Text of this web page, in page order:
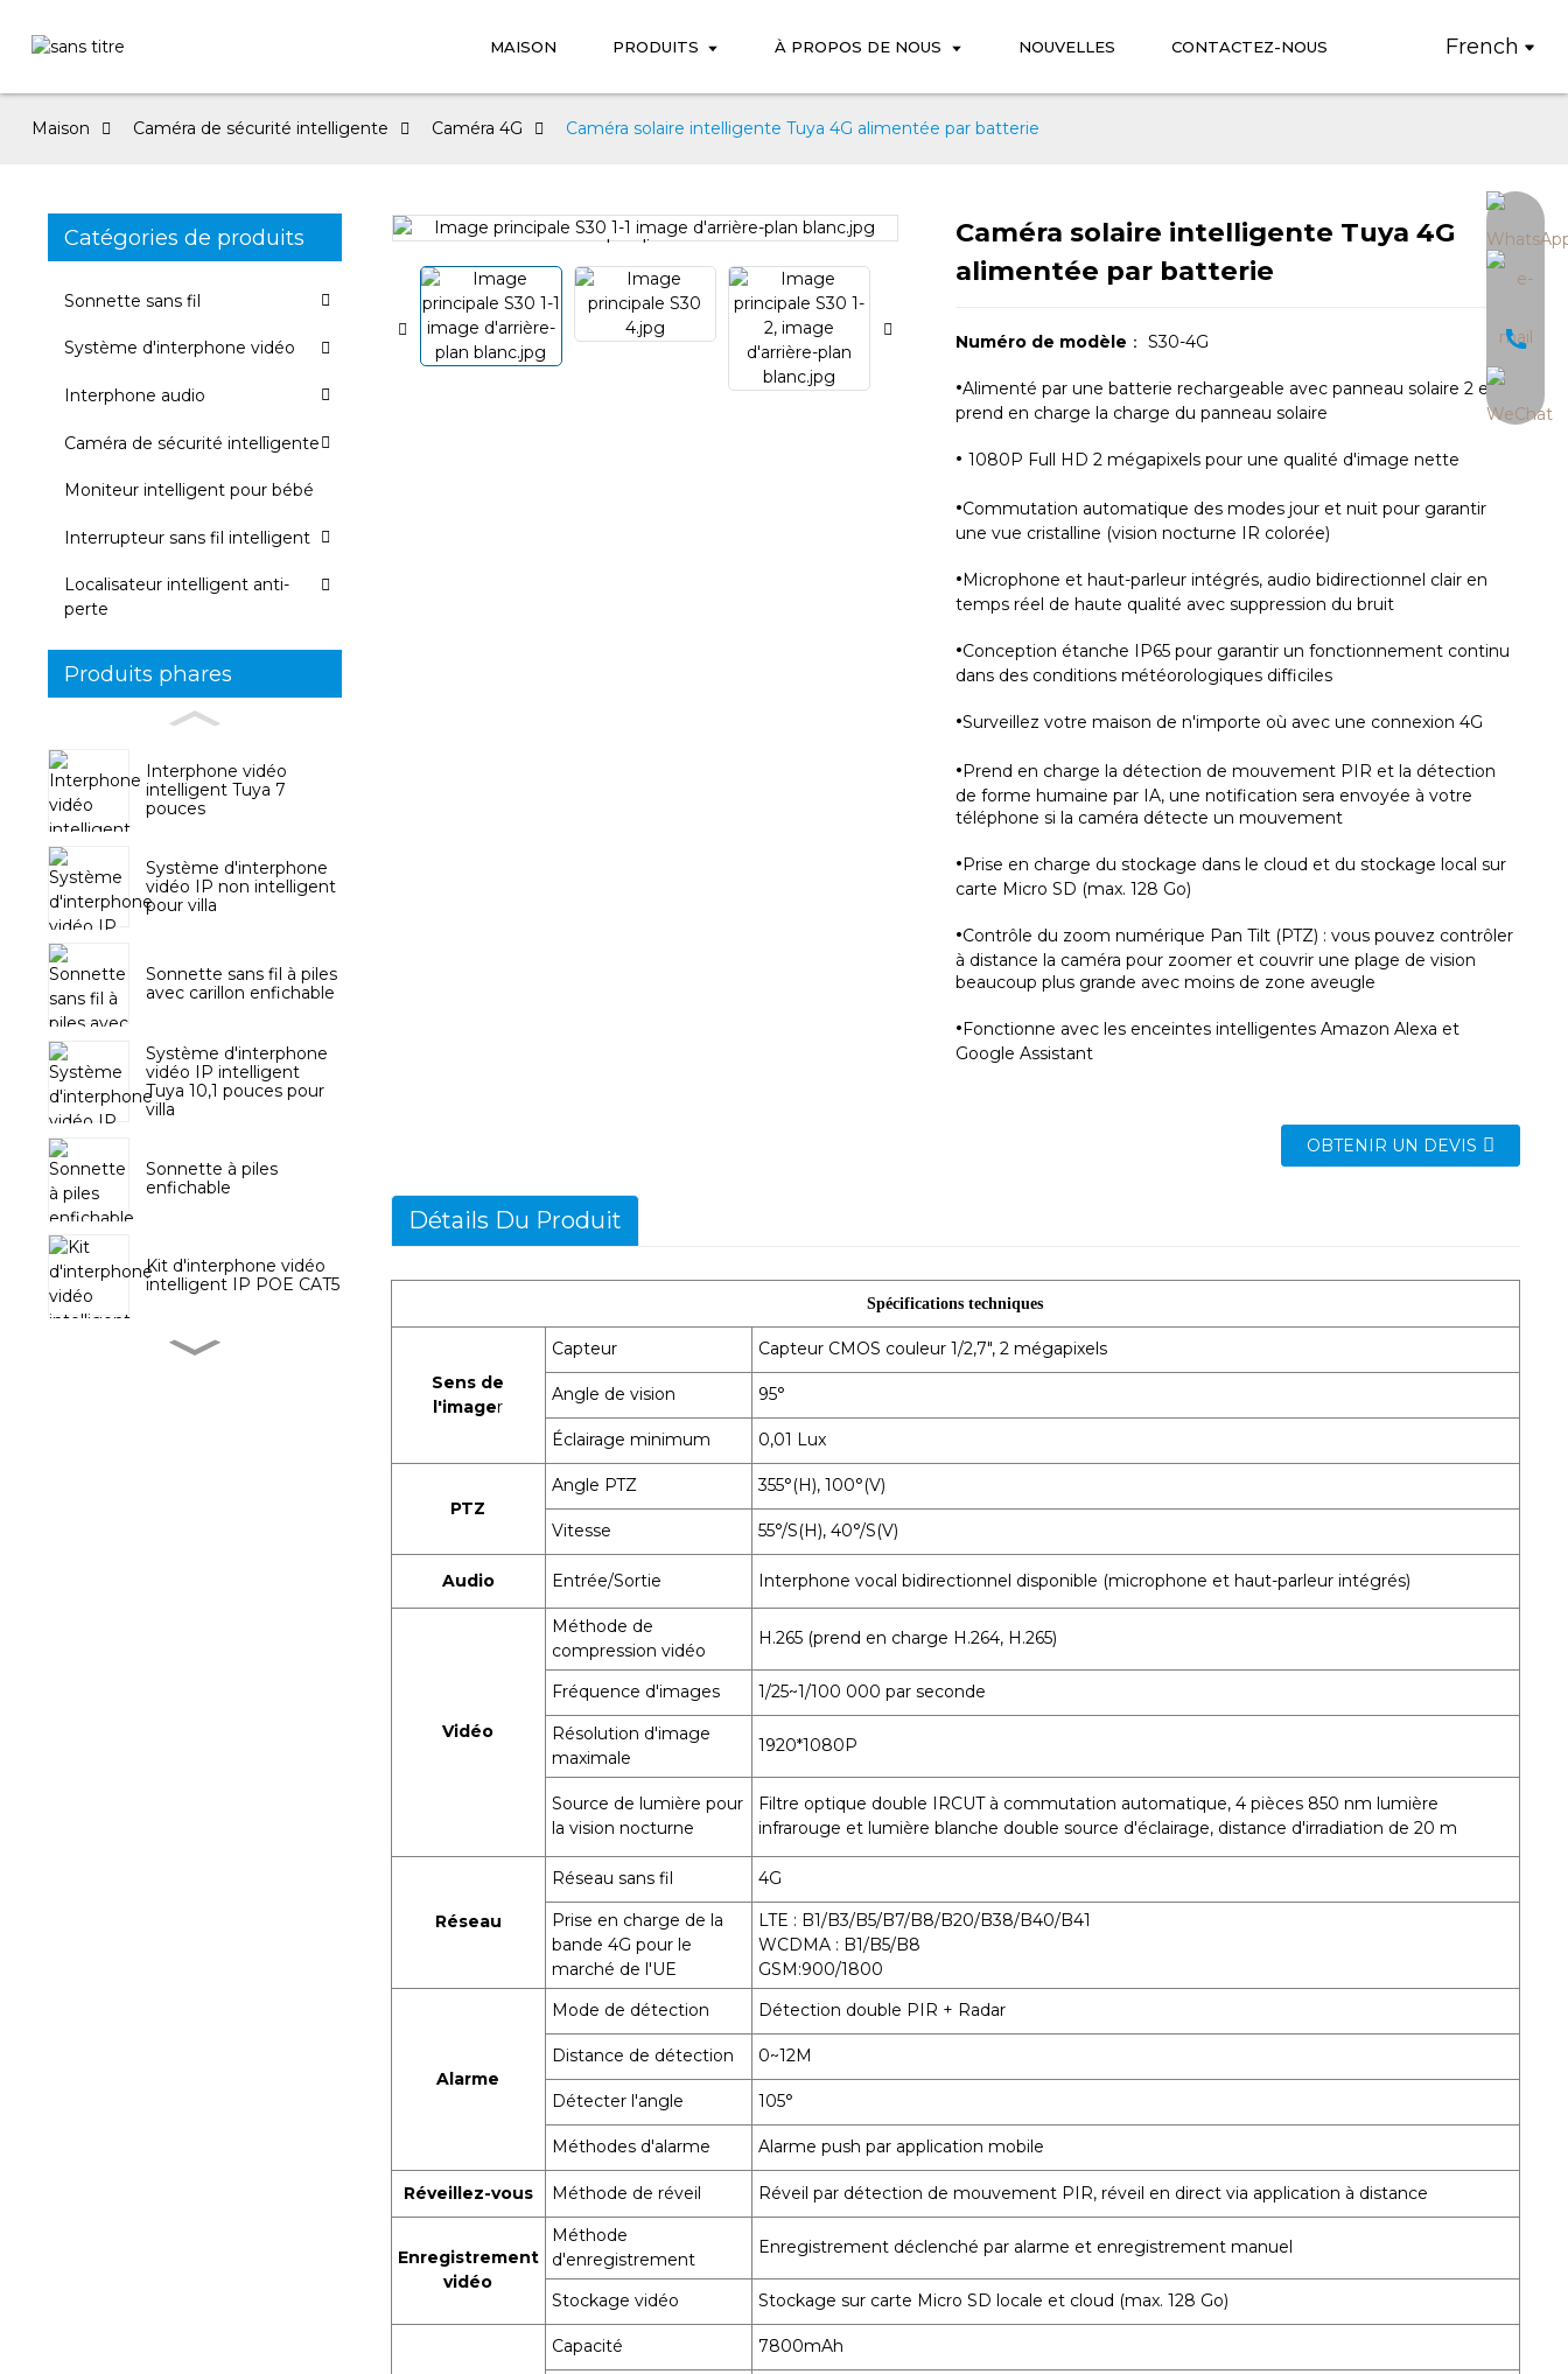
MAISON PRODUITS À PROPOS DE NOUS NOUVELLES CONTACTEZ-NOUS French
Maison Caméra de sécurité intelligente Caméra 4G Caméra solaire intelligente Tuya 4G alimentée par batterie
Catégories de produits
Sonnette sans fil
Système d'interphone vidéo
Interphone audio
Caméra de sécurité intelligente
Moniteur intelligent pour bébé
Interrupteur sans fil intelligent
Localisateur intelligent anti-
perte
Produits phares
Interphone vidéo
intelligent Tuya 7
pouces
Système d'interphone
vidéo IP non intelligent
pour villa
Sonnette sans fil à piles
avec carillon enfichable
Système d'interphone
vidéo IP intelligent
Tuya 10,1 pouces pour
villa
Sonnette à piles
enfichable
Kit d'interphone vidéo
intelligent IP POE CAT5
Carillon de porte sans fil
Loading...
Loading... Loading...
Loading... Loading...
Loading...
Caméra solaire intelligente Tuya 4G
alimentée par batterie
Numéro de modèle ： S30-4G
·Alimenté par une batterie rechargeable avec panneau solaire 2 en 1,
prend en charge la charge du panneau solaire
· 1080P Full HD 2 mégapixels pour une qualité d'image nette
·Commutation automatique des modes jour et nuit pour garantir
une vue cristalline (vision nocturne IR colorée)
·Microphone et haut-parleur intégrés, audio bidirectionnel clair en
temps réel de haute qualité avec suppression du bruit
·Conception étanche IP65 pour garantir un fonctionnement continu
dans des conditions météorologiques difficiles
·Surveillez votre maison de n'importe où avec une connexion 4G
·Prend en charge la détection de mouvement PIR et la détection
de forme humaine par IA, une notification sera envoyée à votre
téléphone si la caméra détecte un mouvement
·Prise en charge du stockage dans le cloud et du stockage local sur
carte Micro SD (max. 128 Go)
·Contrôle du zoom numérique Pan Tilt (PTZ) : vous pouvez contrôler
à distance la caméra pour zoomer et couvrir une plage de vision
beaucoup plus grande avec moins de zone aveugle
·Fonctionne avec les enceintes intelligentes Amazon Alexa et
Google Assistant
OBTENIR UN DEVIS
Détails Du Produit
Spécifications techniques
Sens de
l'imager
Capteur Capteur CMOS couleur 1/2,7", 2 mégapixels
Angle de vision 95°
Éclairage minimum 0,01 Lux
PTZ
Angle PTZ 355°(H), 100°(V)
Vitesse 55°/S(H), 40°/S(V)
Audio Entrée/Sortie Interphone vocal bidirectionnel disponible (microphone et haut-parleur intégrés)
Vidéo
Méthode de
compression vidéo
H.265 (prend en charge H.264, H.265)
Fréquence d'images
1/25~1/100 000 par seconde
Résolution d'image
maximale
1920*1080P
Source de lumière pour
la vision nocturne
Filtre optique double IRCUT à commutation automatique, 4 pièces 850 nm lumière
infrarouge et lumière blanche double source d'éclairage, distance d'irradiation de 20 m
Réseau
Réseau sans fil
4G
Prise en charge de la
bande 4G pour le
marché de l'UE
LTE : B1/B3/B5/B7/B8/B20/B38/B40/B41
WCDMA : B1/B5/B8
GSM:900/1800
Alarme
Mode de détection Détection double PIR + Radar
Distance de détection 0~12M
Détecter l'angle 105°
Méthodes d'alarme Alarme push par application mobile
Réveillez-vous Méthode de réveil Réveil par détection de mouvement PIR, réveil en direct via application à distance
Enregistrement
vidéo
Méthode
d'enregistrement
Enregistrement déclenché par alarme et enregistrement manuel
Stockage vidéo Stockage sur carte Micro SD locale et cloud (max. 128 Go)
Capacité 7800mAh